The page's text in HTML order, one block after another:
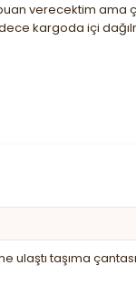
verecektim ama
kargoda içi
taşıma